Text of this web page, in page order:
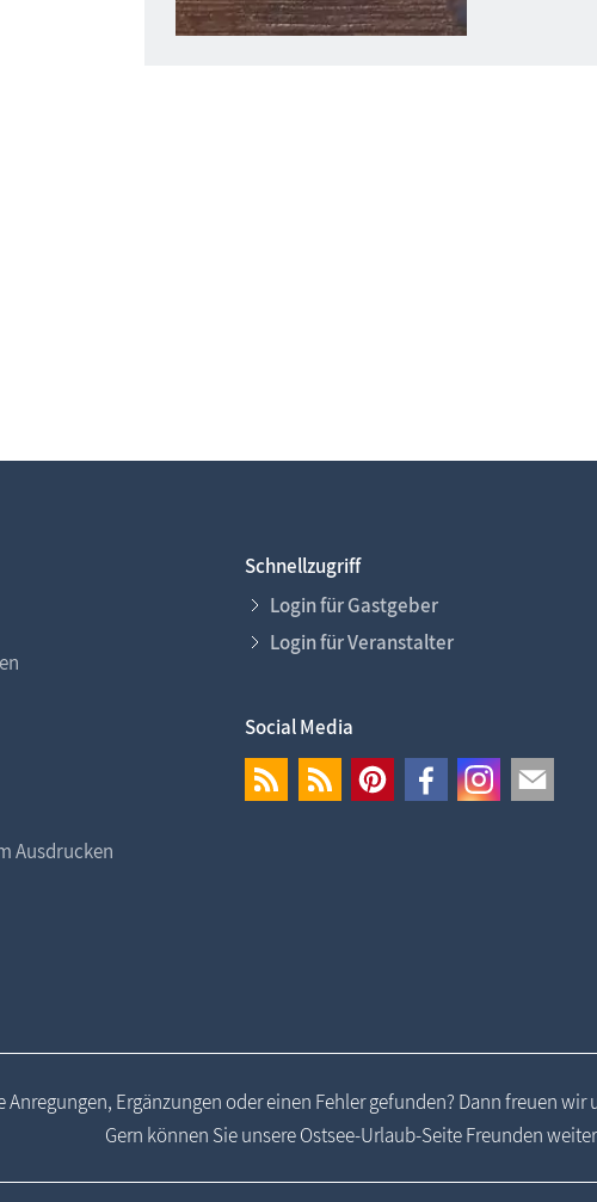
Ausdrucken
Schnellzugriff
Login für Gastgeber
Login für Veranstalter
Social Media
Anregungen, Ergänzungen oder einen Fehler gefunden? Dann freuen wir
Gern können Sie unsere Ostsee-Urlaub-Seite Freunden